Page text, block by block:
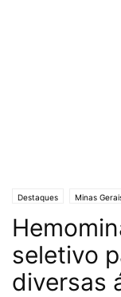
Destaques Minas
seletivo
diversas